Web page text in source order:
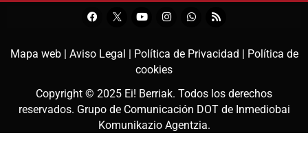
Mapa web | Aviso Legal | Política de Privacidad | Política de
cookies
Copyright © 2025 Ei! Berriak. Todos los derechos
reservados. Grupo de Comunicación DOT de Inmediobai
Komunikazio Agentzia.